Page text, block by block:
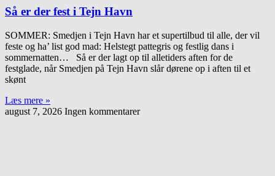
Så er der fest i Tejn Havn
SOMMER: Smedjen i Tejn Havn har et supertilbud til alle, der vil
feste og ha’ list god mad: Helstegt pattegris og festlig dans i
sommernatten… Så er der lagt op til alletiders aften for de
festglade, når Smedjen på Tejn Havn slår dørene op i aften til et
skønt
Læs mere »
august 7, 2026 Ingen kommentarer